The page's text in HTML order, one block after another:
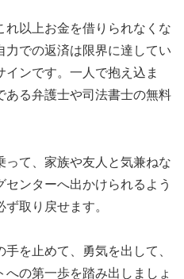
れ以上お金を借りられなくな
力での返済は限界に達してい
ンです。一人で抱え込ま
ある弁護士や司法書士の無料
って、家族や友人と気兼ねな
センターへ出かけられるよう
取り戻せます。
を止めて、勇気を出して、
の第一歩を踏み出しましょ